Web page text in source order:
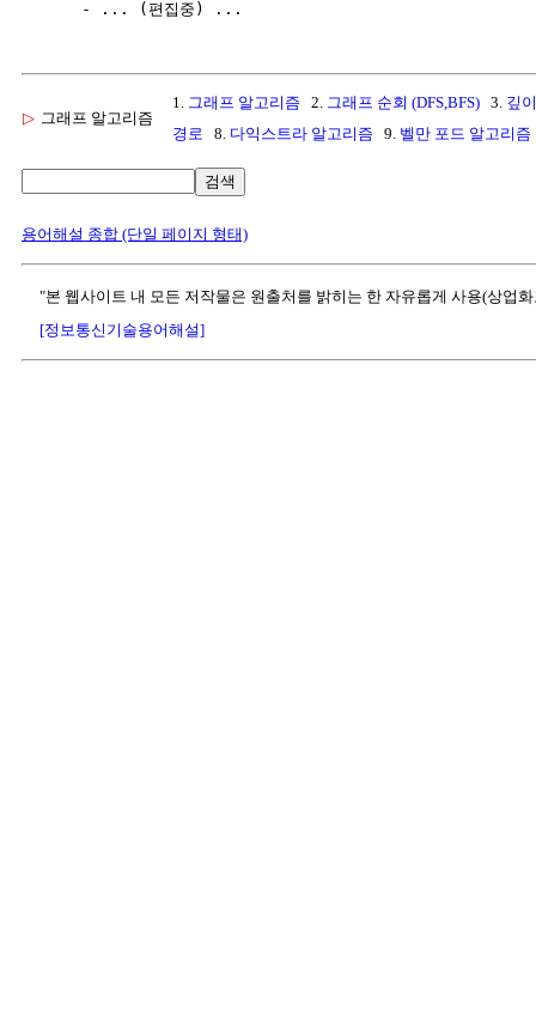
▷ 그래프 알고리즘
1. 그래프 알고리즘 2. 그래프 순회 (DFS,BFS) 3. 깊
경로
8. 다익스트라 알고리즘 9. 벨만 포드 알고리즘
검색
용어해설 종합 (단일 페이지 형태)
"본 웹사이트 내 모든 저작물은 원출처를 밝히는 한 자유롭게 사용(상업
[정보통신기술용어해설]